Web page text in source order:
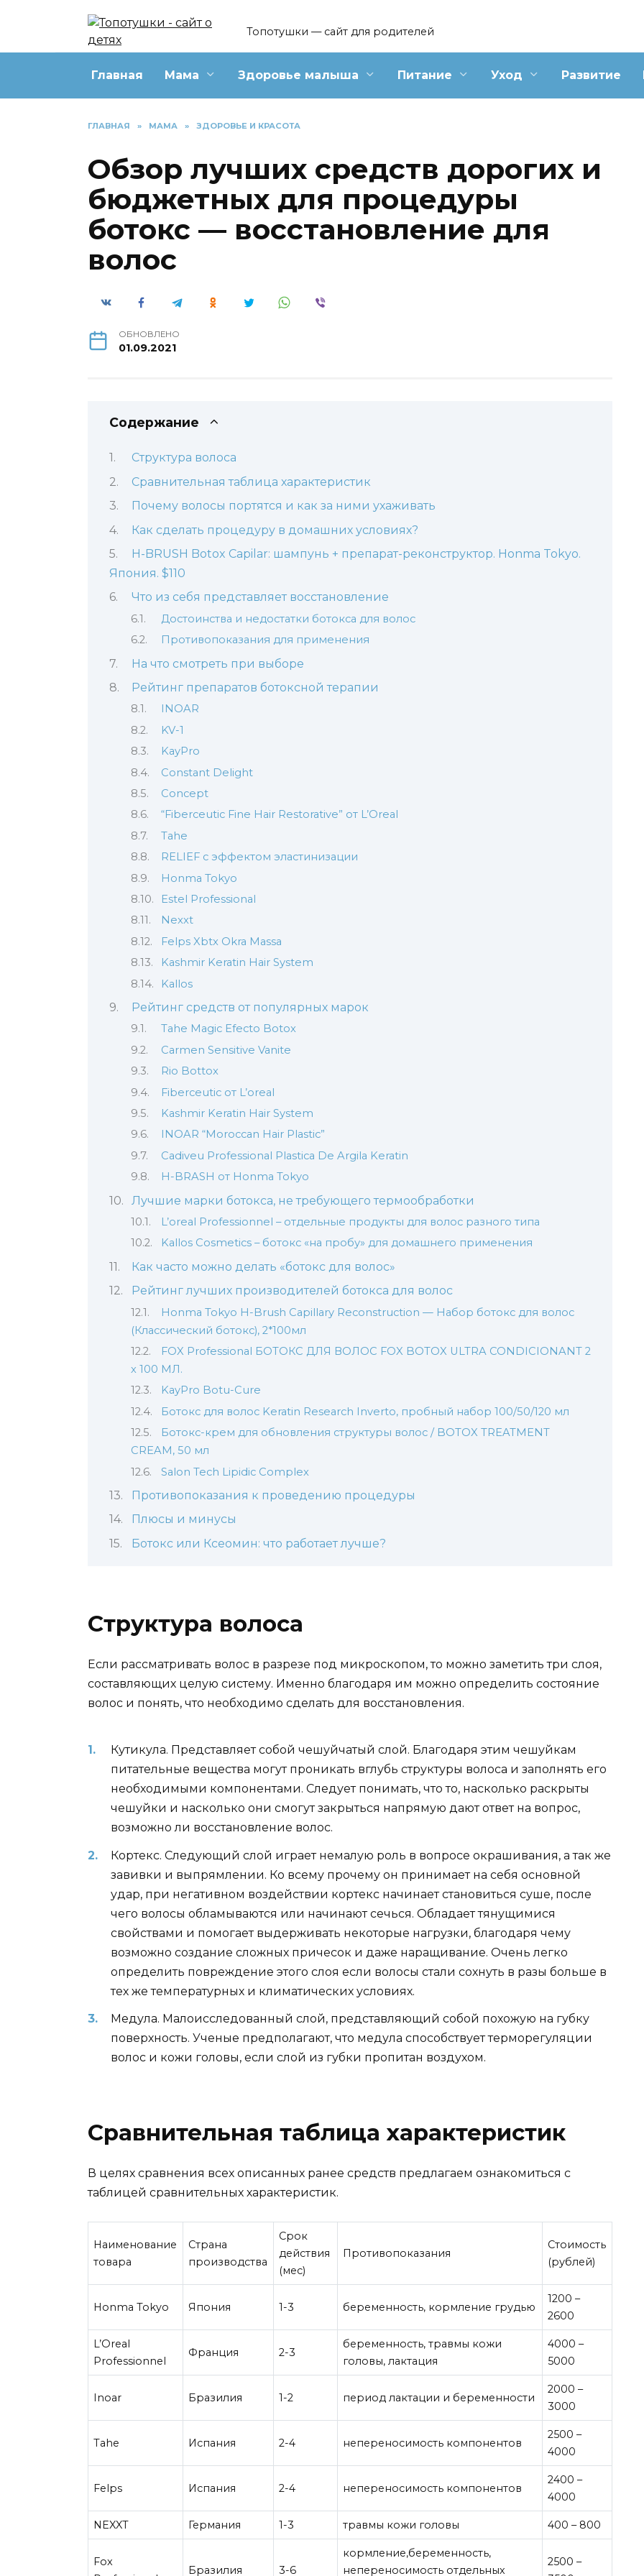
Топотушки — сайт для родителей
Главная Мама Здоровье малыша Питание Уход Развитие
ГЛАВНАЯ » МАМА » ЗДОРОВЬЕ И КРАСОТА
Обзор лучших средств дорогих и
бюджетных для процедуры
ботокс — восстановление для
волос
ОБНОВЛЕНО
01.09.2021
Содержание
Структура волоса
Сравнительная таблица характеристик
Почему волосы портятся и как за ними ухаживать
Как сделать процедуру в домашних условиях?
H-BRUSH Botox Capilar: шампунь + препарат-реконструктор. Honma Tokyo.
Япония. $110
Что из себя представляет восстановление
Достоинства и недостатки ботокса для волос
Противопоказания для применения
На что смотреть при выборе
Рейтинг препаратов ботоксной терапии
INOAR
KV-1
KayPro
Constant Delight
Concept
“Fiberceutic Fine Hair Restorative” от L’Oreal
Tahe
RELIEF с эффектом эластинизации
Honma Tokyo
Estel Professional
Nexxt
Felps Xbtx Okra Massa
Kashmir Keratin Hair System
Kallos
Рейтинг средств от популярных марок
Tahe Magic Efecto Botox
Carmen Sensitive Vanite
Rio Bottox
Fiberceutic от L’oreal
Kashmir Keratin Hair System
INOAR “Moroccan Hair Plastic”
Cadiveu Professional Plastica De Argila Keratin
H-BRASH от Honma Tokyo
Лучшие марки ботокса, не требующего термообработки
L’oreal Professionnel – отдельные продукты для волос разного типа
Kallos Cosmetics – ботокс «на пробу» для домашнего применения
Как часто можно делать «ботокс для волос»
Рейтинг лучших производителей ботокса для волос
Honma Tokyo H-Brush Capillary Reconstruction — Набор ботокс для волос
(Классический ботокс), 2*100мл
FOX Professional БОТОКС ДЛЯ ВОЛОС FOX BOTOX ULTRA CONDICIONANT 2
х 100 МЛ.
KayPro Botu-Cure
Ботокс для волос Keratin Research Inverto, пробный набор 100/50/120 мл
Ботокс-крем для обновления структуры волос / BOTOX TREATMENT
CREAM, 50 мл
Salon Tech Lipidic Complex
Противопоказания к проведению процедуры
Плюсы и минусы
Ботокс или Ксеомин: что работает лучше?
Структура волоса
Если рассматривать волос в разрезе под микроскопом, то можно заметить три слоя,
составляющих целую систему. Именно благодаря им можно определить состояние
волос и понять, что необходимо сделать для восстановления.
Кутикула. Представляет собой чешуйчатый слой. Благодаря этим чешуйкам
питательные вещества могут проникать вглубь структуры волоса и заполнять его
необходимыми компонентами. Следует понимать, что то, насколько раскрыты
чешуйки и насколько они смогут закрыться напрямую дают ответ на вопрос,
возможно ли восстановление волос.
Кортекс. Следующий слой играет немалую роль в вопросе окрашивания, а так же
завивки и выпрямлении. Ко всему прочему он принимает на себя основной
удар, при негативном воздействии кортекс начинает становиться суше, после
чего волосы обламываются или начинают сечься. Обладает тянущимися
свойствами и помогает выдерживать некоторые нагрузки, благодаря чему
возможно создание сложных причесок и даже наращивание. Очень легко
определить повреждение этого слоя если волосы стали сохнуть в разы больше в
тех же температурных и климатических условиях.
Медула. Малоисследованный слой, представляющий собой похожую на губку
поверхность. Ученые предполагают, что медула способствует терморегуляции
волос и кожи головы, если слой из губки пропитан воздухом.
Сравнительная таблица характеристик
В целях сравнения всех описанных ранее средств предлагаем ознакомиться с
таблицей сравнительных характеристик.
Наименование
товара
Страна
производства
Срок
действия
(мес)
Противопоказания
Стоимость
(рублей)
Honma Tokyo Япония 1-3 беременность, кормление грудью
1200 –
2600
L’Oreal
Professionnel
Франция 2-3
беременность, травмы кожи
головы, лактация
4000 –
5000
Inoar Бразилия 1-2 период лактации и беременности
2000 –
3000
Tahe Испания 2-4 непереносимость компонентов
2500 –
4000
Felps Испания 2-4 непереносимость компонентов
2400 –
4000
NEXXT Германия 1-3 травмы кожи головы 400 – 800
Fox
Бразилия 3-6
кормление,беременность,
непереносимость отдельных
2500 –